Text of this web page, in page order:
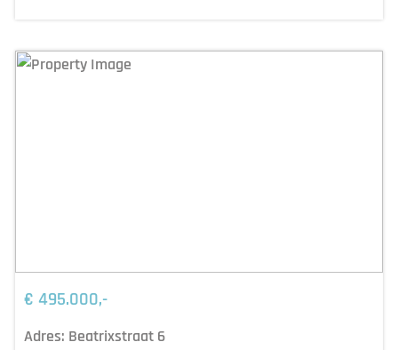
€ 495.000,-
Adres: Beatrixstraat 6